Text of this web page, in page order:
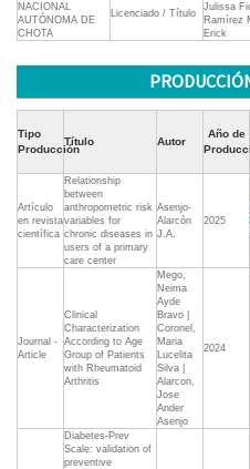
NACIONAL
AUTÓNOMA DE
CHOTA
Licenciado / Título
Julissa
Ramírez
Erick
Tipo
Producción
Título Autor
Año de
Artículo
en revista
científica
Relationship
between
anthropometric risk
variables for
chronic diseases in
users of a primary
care center
Asenjo-
Alarcón
J.A.
2025
Journal -
Article
Clinical
Characterization
According to Age
Group of Patients
with Rheumatoid
Arthritis
Mego,
Neima
Ayde
Bravo |
Coronel,
Maria
Lucelita
Silva |
Alarcon,
Jose
Ander
Asenjo
2024
Diabetes-Prev
Scale: validation of
preventive